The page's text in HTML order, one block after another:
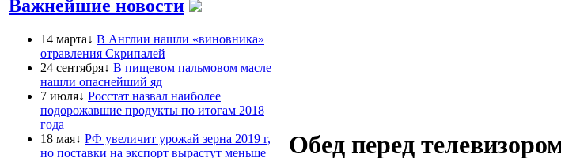
Важнейшие новости
14 марта↓ В Англии нашли «виновника»
отравления Скрипалей
24 сентября↓ В пищевом пальмовом масле
нашли опаснейший яд
7 июля↓ Росстат назвал наиболее
подорожавшие продукты по итогам 2018
года
18 мая↓ РФ увеличит урожай зерна 2019 г,
но поставки на экспорт вырастут меньше
Обед перед